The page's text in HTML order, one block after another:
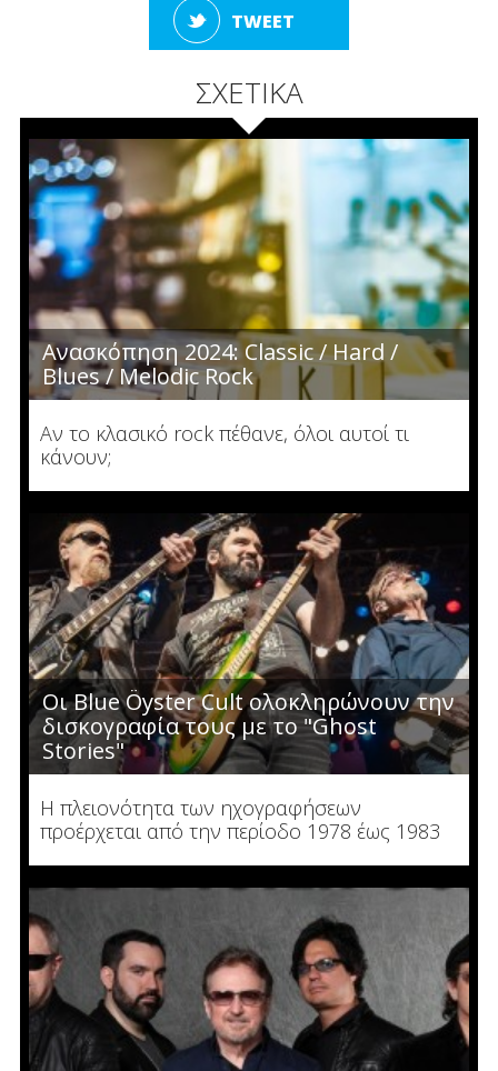
TWEET
ΣΧΕΤΙΚΑ
Ανασκόπηση 2024: Classic / Hard /
Blues / Melodic Rock
Αν το κλασικό rock πέθανε, όλοι αυτοί τι
κάνουν;
Οι Blue Öyster Cult ολοκληρώνουν την
δισκογραφία τους με το "Ghost
Stories"
Η πλειονότητα των ηχογραφήσεων
προέρχεται από την περίοδο 1978 έως 1983